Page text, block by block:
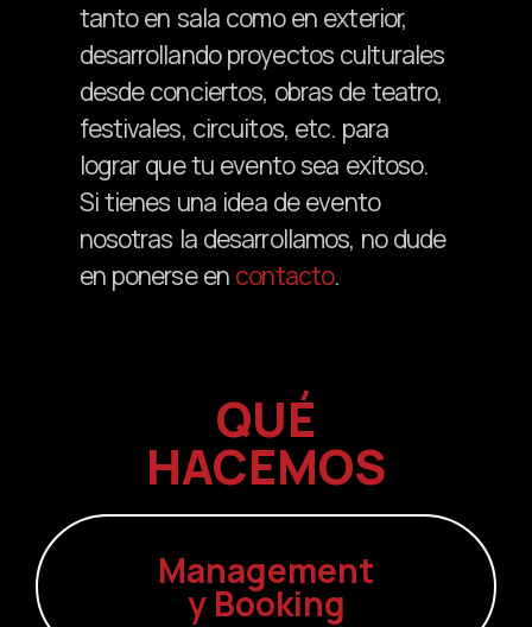
tanto en sala como en exterior,
desarrollando proyectos culturales
desde conciertos, obras de teatro,
festivales, circuitos, etc. para
lograr que tu evento sea exitoso.
Si tienes una idea de evento
nosotras la desarrollamos, no dude
en ponerse en contacto.
QUÉ
HACEMOS
Management
y Booking